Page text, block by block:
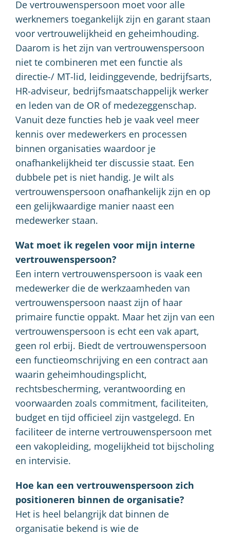
De vertrouwenspersoon moet voor alle
werknemers toegankelijk zijn en garant staan
voor vertrouwelijkheid en geheimhouding.
Daarom is het zijn van vertrouwenspersoon
niet te combineren met een functie als
directie-/ MT-lid, leidinggevende, bedrijfsarts,
HR-adviseur, bedrijfsmaatschappelijk werker
en leden van de OR of medezeggenschap.
Vanuit deze functies heb je vaak veel meer
kennis over medewerkers en processen
binnen organisaties waardoor je
onafhankelijkheid ter discussie staat. Een
dubbele pet is niet handig. Je wilt als
vertrouwenspersoon onafhankelijk zijn en op
een gelijkwaardige manier naast een
medewerker staan.
Wat moet ik regelen voor mijn interne
vertrouwenspersoon?
Een intern vertrouwenspersoon is vaak een
medewerker die de werkzaamheden van
vertrouwenspersoon naast zijn of haar
primaire functie oppakt. Maar het zijn van een
vertrouwenspersoon is echt een vak apart,
geen rol erbij. Biedt de vertrouwenspersoon
een functieomschrijving en een contract aan
waarin geheimhoudingsplicht,
rechtsbescherming, verantwoording en
voorwaarden zoals commitment, faciliteiten,
budget en tijd officieel zijn vastgelegd. En
faciliteer de interne vertrouwenspersoon met
een vakopleiding, mogelijkheid tot bijscholing
en intervisie.
Hoe kan een vertrouwenspersoon zich
positioneren binnen de organisatie?
Het is heel belangrijk dat binnen de
organisatie bekend is wie de